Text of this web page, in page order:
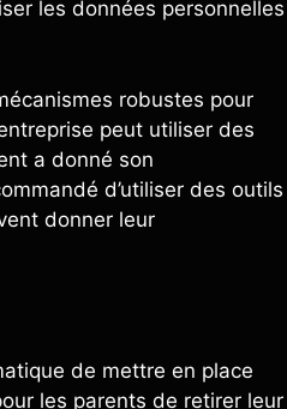
les données personnelles
robustes pour
peut utiliser des
a donné son
d’utiliser des outils
donner leur
de mettre en place
les parents de retirer leur